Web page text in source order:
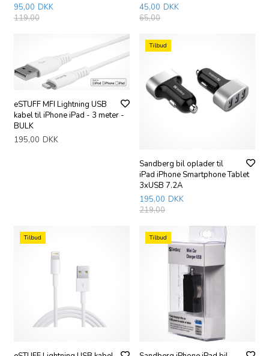
95,00 DKK
119,00
45,00 DKK
65,00
eSTUFF MFI Lightning USB
kabel til iPhone iPad - 3 meter -
BULK
195,00 DKK
Tilbud
Sandberg bil oplader til
iPad iPhone Smartphone Tablet
3xUSB 7.2A
195,00 DKK
219,00
Tilbud Tilbud